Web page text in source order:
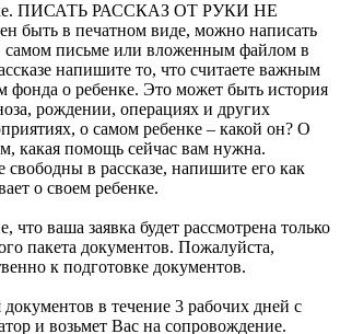
ПИСАТЬ РАССКАЗ ОТ РУКИ НЕ
в печатном виде, можно написать
самом письме или вложенным файлом в
напишите то, что считаете важным
фонда о ребенке. Это может быть история
рождении, операциях и других
о самом ребенке – какой он? О
какая помощь сейчас вам нужна.
свободны в рассказе, напишите его как
о своем ребенке.
что ваша заявка будет рассмотрена только
пакета документов. Пожалуйста,
к подготовке документов.
в течение 3 рабочих дней с
и возьмет Вас на сопровождение.